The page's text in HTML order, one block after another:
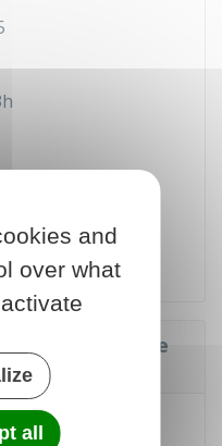
13huniquement
à Allô Service
métropolitaine :
and
over what
all